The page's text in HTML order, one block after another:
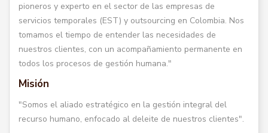
pioneros y experto en el sector de las empresas de
servicios temporales (EST) y outsourcing en Colombia. Nos
tomamos el tiempo de entender las necesidades de
nuestros clientes, con un acompañamiento permanente en
todos los procesos de gestión humana."
Misión
"Somos el aliado estratégico en la gestión integral del
recurso humano, enfocado al deleite de nuestros clientes".